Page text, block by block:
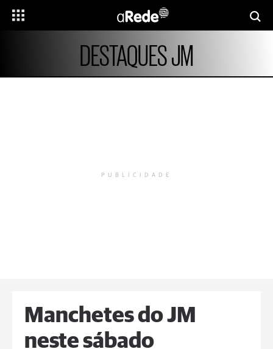
DESTAQUES JM
PUBLICIDADE
Manchetes do JM
neste sábado